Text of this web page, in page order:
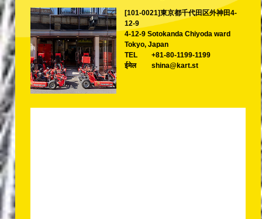
[101-0021]東京都千代田区外神田4-
12-9
4-12-9 Sotokanda Chiyoda ward
Tokyo, Japan
TEL
+81-80-1199-1199
ईमेल
shina@kart.st